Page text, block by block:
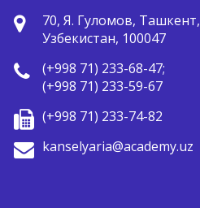
70, Я. Гуломов, Ташкент,
Узбекистан, 100047
(+998 71) 233-68-47;
(+998 71) 233-59-67
(+998 71) 233-74-82
kanselyaria@academy.uz